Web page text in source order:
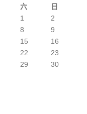
六 日
1
2
8
9
15
16
22
23
29
30